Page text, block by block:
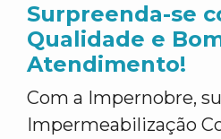
Surpreenda-se
Qualidade e
Atendimento!
Com a Impernobre,
Impermeabilização